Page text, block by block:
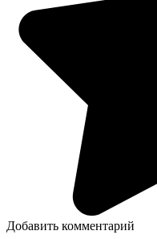
Добавить комментарий